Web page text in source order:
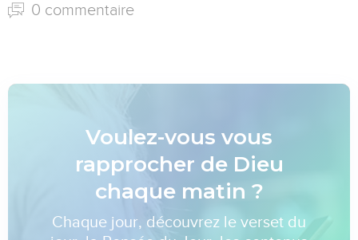
0 commentaire
Voulez-vous vous
rapprocher de Dieu
chaque matin ?
Chaque jour, découvrez le verset du